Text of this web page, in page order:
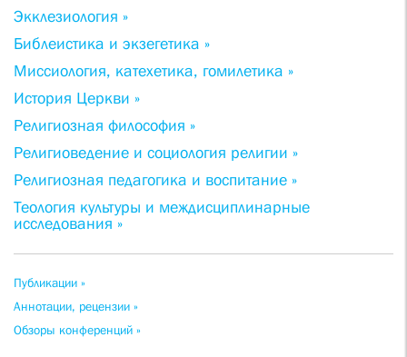
Экклезиология »
Библеистика и экзегетика »
Миссиология, катехетика, гомилетика »
История Церкви »
Религиозная философия »
Религиоведение и социология религии »
Религиозная педагогика и воспитание »
Теология культуры и междисциплинарные
исследования »
Публикации »
Аннотации, рецензии »
Обзоры конференций »